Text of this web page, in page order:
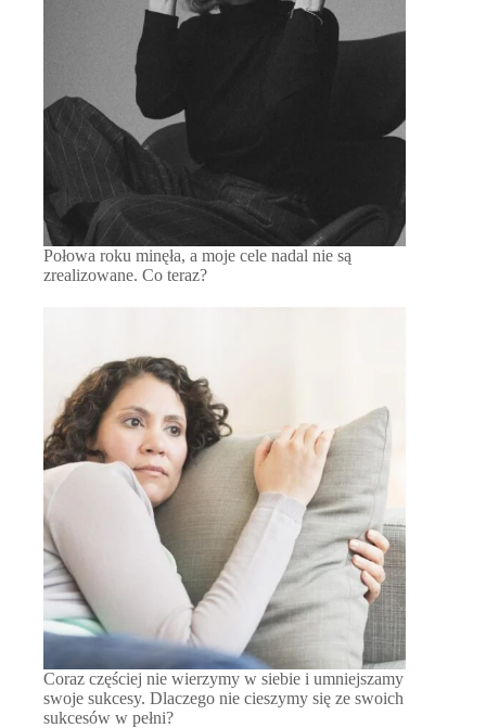
Połowa roku minęła, a moje cele nadal nie są
zrealizowane. Co teraz?
Coraz częściej nie wierzymy w siebie i umniejszamy
swoje sukcesy. Dlaczego nie cieszymy się ze swoich
sukcesów w pełni?